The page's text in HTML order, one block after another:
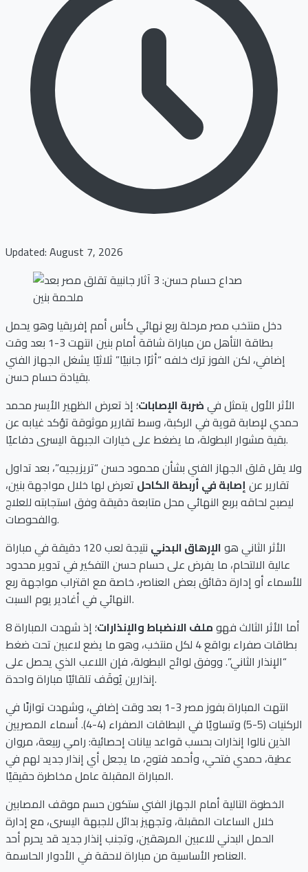
Updated: August 7, 2026
دخل منتخب مصر مرحلة ربع نهائي كأس أمم إفريقيا وهو يحمل
بطاقة التأهل من مباراة شاقة أمام بنين انتهت 3-1 بعد وقت
إضافي، لكن الفوز ترك خلفه “أثرًا جانبيًا” ثلاثيًا يشغل الجهاز الفني
بقيادة حسام حسن.
الأثر الأول يتمثل فيضربة الإصابات؛ إذ تعرض الظهير الأيسر محمد
حمدي لإصابة قوية في الركبة، وسط تقارير موثوقة تؤكد غيابه عن
بقية مشوار البطولة، ما يضغط على خيارات الجبهة اليسرى دفاعيًا.
ولا يقل قلق الجهاز الفني بشأن محمود حسن “تريزيجيه”، بعد تداول
تقارير عن إصابة في أربطة الكاحل تعرض لها خلال مواجهة بنين،
ليصبح لحاقه بربع النهائي محل متابعة دقيقة وفق استجابته للعلاج
والفحوصات.
الأثر الثاني هوالإرهاق البدني
نتيجة لعب 120 دقيقة في مباراة
عالية الالتحام، ما يفرض على حسام حسن التفكير في تدوير محدود
للأسماء أو إدارة دقائق بعض العناصر، خاصة مع اقتراب مواجهة ربع
النهائي في أغادير يوم السبت.
أما الأثر الثالث فهوملف الانضباط والإنذارات
؛ إذ شهدت المباراة 8
بطاقات صفراء بواقع 4 لكل منتخب، وهو ما يضع لاعبين تحت ضغط
“الإنذار الثاني”. ووفق لوائح البطولة، فإن اللاعب الذي يحصل على
إنذارين يُوقَف تلقائيًا مباراة واحدة.
انتهت المباراة بفوز مصر 3-1 بعد وقت إضافي، وشهدت توازنًا في
الركنيات (5-5) وتساويًا في البطاقات الصفراء (4-4). أسماء المصريين
الذين نالوا إنذارات بحسب قواعد بيانات إحصائية: رامي ربيعة، مروان
عطية، حمدي فتحي، وأحمد فتوح، ما يجعل أي إنذار جديد لهم في
المباراة المقبلة عامل مخاطرة حقيقيًا.
الخطوة التالية أمام الجهاز الفني ستكون حسم موقف المصابين
خلال الساعات المقبلة، وتجهيز بدائل للجبهة اليسرى، مع إدارة
الحمل البدني للاعبين المرهقين، وتجنب إنذار جديد قد يحرم أحد
العناصر الأساسية من مباراة لاحقة في الأدوار الحاسمة.